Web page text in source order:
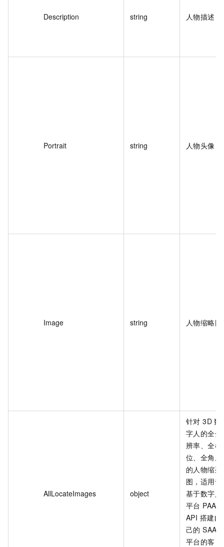
Description string 人物描述
Portrait string 人物头像
Image string 人物缩略图
AllLocateImages object
针对 3D 数
字人的全分
辨率、全机
位、全角度
的人物缩列
图，适用于
基于数字人
平台 PAAS
API 搭建自
己的 SAAS
平台的客